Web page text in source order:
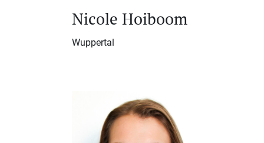
⁠Nicole Hoiboom
Wuppertal